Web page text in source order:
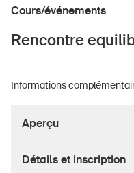
Sport et activité physique
Bâtiments et installations
Enfants
Cours/événements
Rencontre
Informations
Aperçu
Détails et inscription